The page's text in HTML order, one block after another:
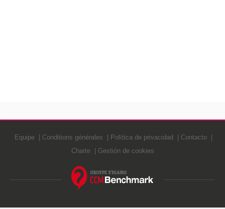
Equipe Conditions générales Política de privacidad
Contacto
Charte
Gestión de cookies